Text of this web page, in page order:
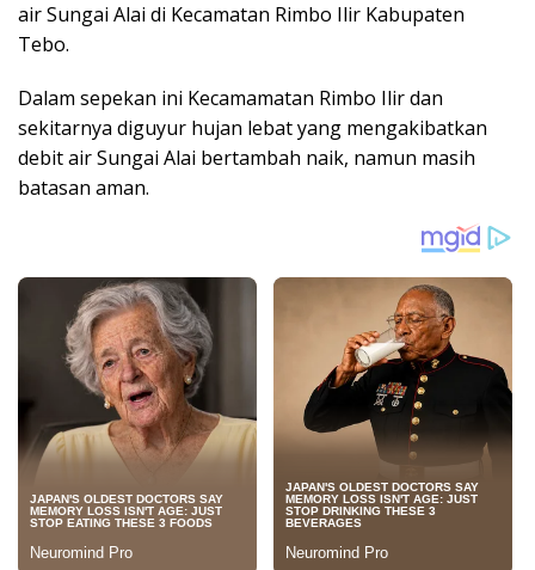
air Sungai Alai di Kecamatan Rimbo Ilir Kabupaten
Tebo.
Dalam sepekan ini Kecamamatan Rimbo Ilir dan
sekitarnya diguyur hujan lebat yang mengakibatkan
debit air Sungai Alai bertambah naik, namun masih
batasan aman.